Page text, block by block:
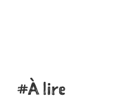
À lire